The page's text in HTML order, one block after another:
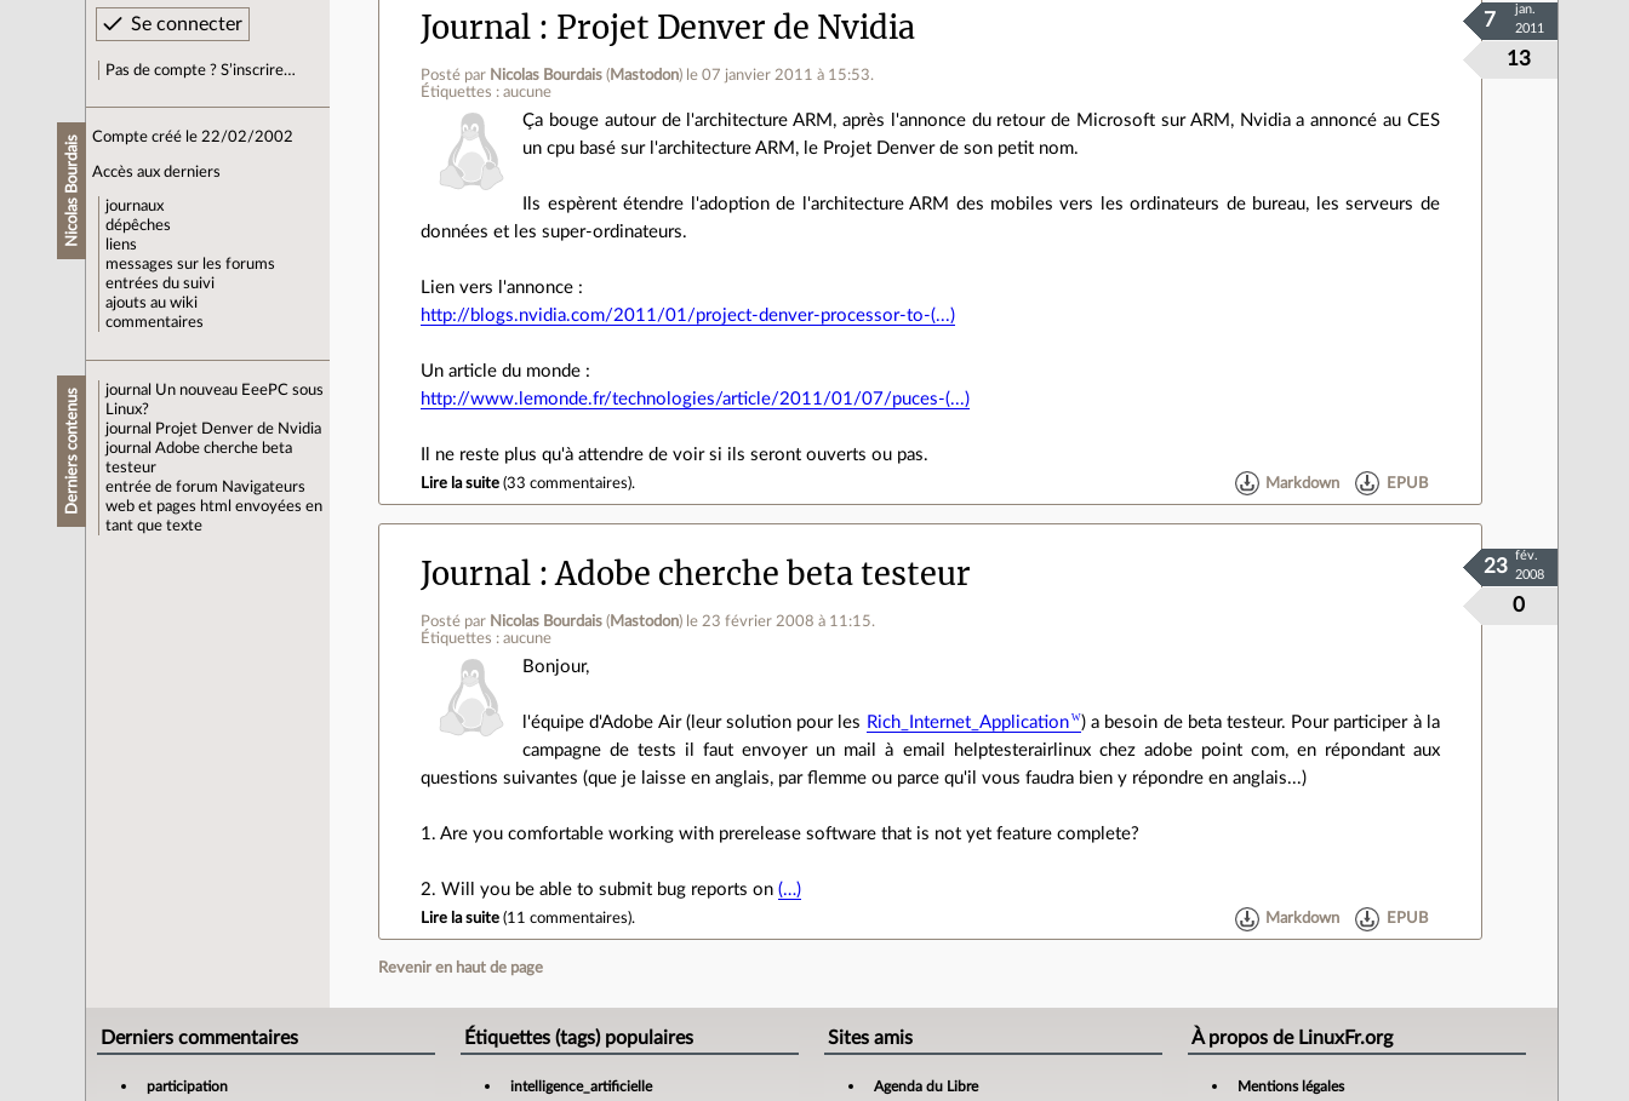
Pas de compte ? S’inscrire…
Nicolas Bourdais Compte créé le 22/02/2002
Accès aux derniers
journaux
dépêches
liens
messages sur les forums
entrées du suivi
ajouts au wiki
commentaires
Derniers contenus journal Un nouveau EeePC sous
Linux?
journal
Projet Denver de Nvidia
journal Adobe cherche beta
testeur
entrée de forum Navigateurs
web et pages html envoyées en
tant que texte
Journal Projet Denver de Nvidia
Posté par Nicolas Bourdais ( Mastodon) le 07 janvier 2011 à 15:53.
Étiquettes : aucune
13
7
jan.
2011
Ça bouge autour de l'architecture ARM, après l'annonce du retour de Microsoft sur ARM, Nvidia a annoncé au CES
un cpu basé sur l'architecture ARM, le Projet Denver de son petit nom.
Ils espèrent étendre l'adoption de l'architecture ARM des mobiles vers les ordinateurs de bureau, les serveurs de
données et les super-ordinateurs.
Lien vers l'annonce :
http://blogs.nvidia.com/2011/01/project-denver-processor-to-(...)
Un article du monde :
http://www.lemonde.fr/technologies/article/2011/01/07/puces-(...)
Il ne reste plus qu'à attendre de voir si ils seront ouverts ou pas.
Lire la suite (33 commentaires). Markdown EPUB
Journal Adobe cherche beta testeur
Posté par Nicolas Bourdais ( Mastodon) le 23 février 2008 à 11:15.
Étiquettes : aucune
0
23
fév.
2008
Bonjour,
l'équipe d'Adobe Air (leur solution pour les Rich_Internet_Application
) a besoin de beta testeur. Pour participer à la
campagne de tests il faut envoyer un mail à email helptesterairlinux chez adobe point com, en répondant aux
questions suivantes (que je laisse en anglais, par flemme ou parce qu'il vous faudra bien y répondre en anglais...)
1. Are you comfortable working with prerelease software that is not yet feature complete?
2. Will you be able to submit bug reports on(…)
Lire la suite (11 commentaires). Markdown EPUB
Revenir en haut de page
Derniers commentaires
participation
Étiquettes (tags) populaires
intelligence_artificielle
Sites amis
Agenda du Libre
À propos de LinuxFr.org
Mentions légales